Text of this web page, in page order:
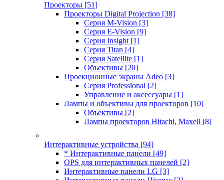
Проекторы [51]
Проекторы Digital Projection [38]
Серия M-Vision [3]
Серия E-Vision [9]
Серия Insight [1]
Серия Titan [4]
Серия Satellite [1]
Объективы [20]
Проекционные экраны Adeo [3]
Серия Professional [2]
Управление и аксессуары [1]
Лампы и объективы для проекторов [10]
Объективы [2]
Лампы проекторов Hitachi, Maxell [8]
Интерактивные устройства [94]
* Интерактивные панели [49]
OPS для интерактивных панелей [2]
Интерактивные панели LG [3]